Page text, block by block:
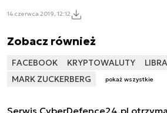
14 czerwca 2019, 12:12
Zobacz również
FACEBOOK KRYPTOWALUTY
LIBRA
MARK ZUCKERBERG
pokaż wszystkie